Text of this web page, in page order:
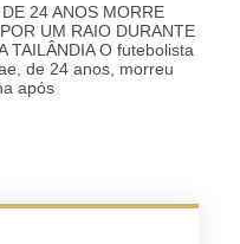
24 ANOS MORRE
UM RAIO DURANTE
TAILÂNDIA O futebolista
de 24 anos, morreu
após